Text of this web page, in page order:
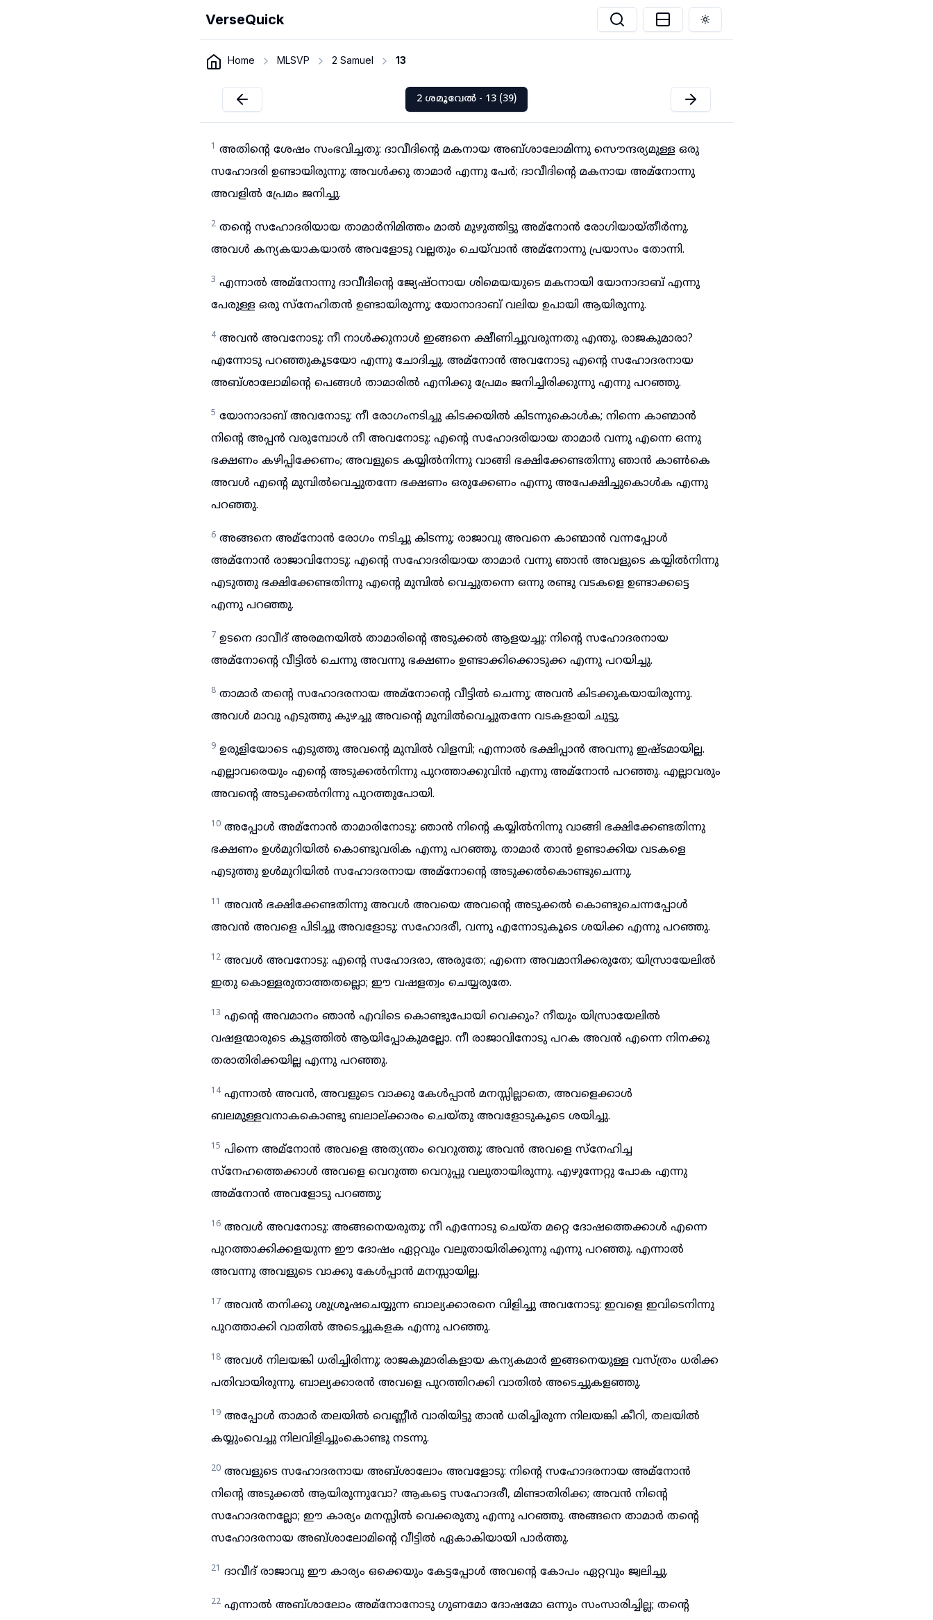
VerseQuick Toggle theme
Home MLSVP 2 Samuel 13
2 ശമൂവേൽ - 13 (39)
1 അതിന്റെ ശേഷം സംഭവിച്ചതു: ദാവീദിന്റെ മകനായ അബ്ശാലോമിന്നു സൌന്ദര്യമുള്ള ഒരു
സഹോദരി ഉണ്ടായിരുന്നു; അവൾക്കു താമാർ എന്നു പേർ; ദാവീദിന്റെ മകനായ അമ്നോന്നു
അവളിൽ പ്രേമം ജനിച്ചു.
2 തന്റെ സഹോദരിയായ താമാർനിമിത്തം മാൽ മുഴുത്തിട്ടു അമ്നോൻ രോഗിയായ്തീർന്നു.
അവൾ കന്യകയാകയാൽ അവളോടു വല്ലതും ചെയ്‌വാൻ അമ്നോന്നു പ്രയാസം തോന്നി.
3 എന്നാൽ അമ്നോന്നു ദാവീദിന്റെ ജ്യേഷ്ഠനായ ശിമെയയുടെ മകനായി യോനാദാബ് എന്നു
പേരുള്ള ഒരു സ്നേഹിതൻ ഉണ്ടായിരുന്നു; യോനാദാബ് വലിയ ഉപായി ആയിരുന്നു.
4 അവൻ അവനോടു: നീ നാൾക്കുനാൾ ഇങ്ങനെ ക്ഷീണിച്ചുവരുന്നതു എന്തു, രാജകുമാരാ?
എന്നോടു പറഞ്ഞുകൂടയോ എന്നു ചോദിച്ചു. അമ്നോൻ അവനോടു എന്റെ സഹോദരനായ
അബ്ശാലോമിന്റെ പെങ്ങൾ താമാരിൽ എനിക്കു പ്രേമം ജനിച്ചിരിക്കുന്നു എന്നു പറഞ്ഞു.
5 യോനാദാബ് അവനോടു: നീ രോഗംനടിച്ചു കിടക്കയിൽ കിടന്നുകൊൾക; നിന്നെ കാണ്മാൻ
നിന്റെ അപ്പൻ വരുമ്പോൾ നീ അവനോടു: എന്റെ സഹോദരിയായ താമാർ വന്നു എന്നെ ഒന്നു
ഭക്ഷണം കഴിപ്പിക്കേണം; അവളുടെ കയ്യിൽനിന്നു വാങ്ങി ഭക്ഷിക്കേണ്ടതിന്നു ഞാൻ കാൺകെ
അവൾ എന്റെ മുമ്പിൽവെച്ചുതന്നേ ഭക്ഷണം ഒരുക്കേണം എന്നു അപേക്ഷിച്ചുകൊൾക എന്നു
പറഞ്ഞു.
6 അങ്ങനെ അമ്നോൻ രോഗം നടിച്ചു കിടന്നു; രാജാവു അവനെ കാണ്മാൻ വന്നപ്പോൾ
അമ്നോൻ രാജാവിനോടു: എന്റെ സഹോദരിയായ താമാർ വന്നു ഞാൻ അവളുടെ കയ്യിൽനിന്നു
എടുത്തു ഭക്ഷിക്കേണ്ടതിന്നു എന്റെ മുമ്പിൽ വെച്ചുതന്നെ ഒന്നു രണ്ടു വടകളെ ഉണ്ടാക്കട്ടെ
എന്നു പറഞ്ഞു.
7 ഉടനെ ദാവീദ് അരമനയിൽ താമാരിന്റെ അടുക്കൽ ആളയച്ചു: നിന്റെ സഹോദരനായ
അമ്നോന്റെ വീട്ടിൽ ചെന്നു അവന്നു ഭക്ഷണം ഉണ്ടാക്കിക്കൊടുക്ക എന്നു പറയിച്ചു.
8 താമാർ തന്റെ സഹോദരനായ അമ്നോന്റെ വീട്ടിൽ ചെന്നു; അവൻ കിടക്കുകയായിരുന്നു.
അവൾ മാവു എടുത്തു കുഴച്ചു അവന്റെ മുമ്പിൽവെച്ചുതന്നേ വടകളായി ചുട്ടു.
9 ഉരുളിയോടെ എടുത്തു അവന്റെ മുമ്പിൽ വിളമ്പി; എന്നാൽ ഭക്ഷിപ്പാൻ അവന്നു ഇഷ്ടമായില്ല.
എല്ലാവരെയും എന്റെ അടുക്കൽനിന്നു പുറത്താക്കുവിൻ എന്നു അമ്നോൻ പറഞ്ഞു. എല്ലാവരും
അവന്റെ അടുക്കൽനിന്നു പുറത്തുപോയി.
10 അപ്പോൾ അമ്നോൻ താമാരിനോടു: ഞാൻ നിന്റെ കയ്യിൽനിന്നു വാങ്ങി ഭക്ഷിക്കേണ്ടതിന്നു
ഭക്ഷണം ഉൾമുറിയിൽ കൊണ്ടുവരിക എന്നു പറഞ്ഞു. താമാർ താൻ ഉണ്ടാക്കിയ വടകളെ
എടുത്തു ഉൾമുറിയിൽ സഹോദരനായ അമ്നോന്റെ അടുക്കൽകൊണ്ടുചെന്നു.
11 അവൻ ഭക്ഷിക്കേണ്ടതിന്നു അവൾ അവയെ അവന്റെ അടുക്കൽ കൊണ്ടുചെന്നപ്പോൾ
അവൻ അവളെ പിടിച്ചു അവളോടു: സഹോദരീ, വന്നു എന്നോടുകൂടെ ശയിക്ക എന്നു പറഞ്ഞു.
12 അവൾ അവനോടു: എന്റെ സഹോദരാ, അരുതേ; എന്നെ അവമാനിക്കരുതേ; യിസ്രായേലിൽ
ഇതു കൊള്ളരുതാത്തതല്ലൊ; ഈ വഷളത്വം ചെയ്യരുതേ.
13 എന്റെ അവമാനം ഞാൻ എവിടെ കൊണ്ടുപോയി വെക്കും? നീയും യിസ്രായേലിൽ
വഷളന്മാരുടെ കൂട്ടത്തിൽ ആയിപ്പോകുമല്ലോ. നീ രാജാവിനോടു പറക അവൻ എന്നെ നിനക്കു
തരാതിരിക്കയില്ല എന്നു പറഞ്ഞു.
14 എന്നാൽ അവൻ, അവളുടെ വാക്കു കേൾപ്പാൻ മനസ്സില്ലാതെ, അവളെക്കാൾ
ബലമുള്ളവനാകകൊണ്ടു ബലാല്ക്കാരം ചെയ്തു അവളോടുകൂടെ ശയിച്ചു.
15 പിന്നെ അമ്നോൻ അവളെ അത്യന്തം വെറുത്തു; അവൻ അവളെ സ്നേഹിച്ച
സ്നേഹത്തെക്കാൾ അവളെ വെറുത്ത വെറുപ്പു വലുതായിരുന്നു. എഴുന്നേറ്റു പോക എന്നു
അമ്നോൻ അവളോടു പറഞ്ഞു;
16 അവൾ അവനോടു: അങ്ങനെയരുതു; നീ എന്നോടു ചെയ്ത മറ്റെ ദോഷത്തെക്കാൾ എന്നെ
പുറത്താക്കിക്കളയുന്ന ഈ ദോഷം ഏറ്റവും വലുതായിരിക്കുന്നു എന്നു പറഞ്ഞു. എന്നാൽ
അവന്നു അവളുടെ വാക്കു കേൾപ്പാൻ മനസ്സായില്ല.
17 അവൻ തനിക്കു ശുശ്രൂഷചെയ്യുന്ന ബാല്യക്കാരനെ വിളിച്ചു അവനോടു: ഇവളെ ഇവിടെനിന്നു
പുറത്താക്കി വാതിൽ അടെച്ചുകളക എന്നു പറഞ്ഞു.
18 അവൾ നിലയങ്കി ധരിച്ചിരിന്നു; രാജകുമാരികളായ കന്യകമാർ ഇങ്ങനെയുള്ള വസ്ത്രം ധരിക്ക
പതിവായിരുന്നു. ബാല്യക്കാരൻ അവളെ പുറത്തിറക്കി വാതിൽ അടെച്ചുകളഞ്ഞു.
19 അപ്പോൾ താമാർ തലയിൽ വെണ്ണീർ വാരിയിട്ടു താൻ ധരിച്ചിരുന്ന നിലയങ്കി കീറി, തലയിൽ
കയ്യുംവെച്ചു നിലവിളിച്ചുംകൊണ്ടു നടന്നു.
20 അവളുടെ സഹോദരനായ അബ്ശാലോം അവളോടു: നിന്റെ സഹോദരനായ അമ്നോൻ
നിന്റെ അടുക്കൽ ആയിരുന്നുവോ? ആകട്ടെ സഹോദരീ, മിണ്ടാതിരിക്ക; അവൻ നിന്റെ
സഹോദരനല്ലോ; ഈ കാര്യം മനസ്സിൽ വെക്കരുതു എന്നു പറഞ്ഞു. അങ്ങനെ താമാർ തന്റെ
സഹോദരനായ അബ്ശാലോമിന്റെ വീട്ടിൽ ഏകാകിയായി പാർത്തു.
21 ദാവീദ്‌ രാജാവു ഈ കാര്യം ഒക്കെയും കേട്ടപ്പോൾ അവന്റെ കോപം ഏറ്റവും ജ്വലിച്ചു.
22 എന്നാൽ അബ്ശാലോം അമ്നോനോടു ഗുണമോ ദോഷമോ ഒന്നും സംസാരിച്ചില്ല; തന്റെ